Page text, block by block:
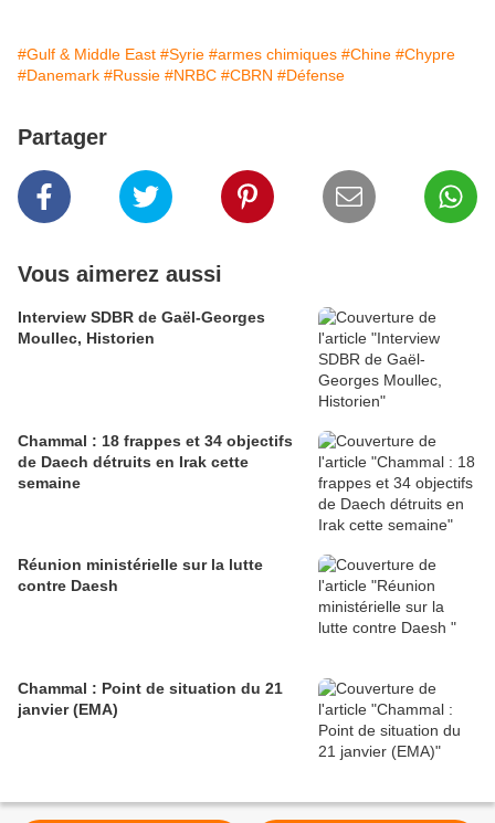
#Gulf & Middle East #Syrie #armes chimiques #Chine #Chypre
#Danemark #Russie #NRBC #CBRN #Défense
Partager
Vous aimerez aussi
Interview SDBR de Gaël-Georges
Moullec, Historien
Chammal : 18 frappes et 34 objectifs
de Daech détruits en Irak cette
semaine
Réunion ministérielle sur la lutte
contre Daesh
Chammal : Point de situation du 21
janvier (EMA)